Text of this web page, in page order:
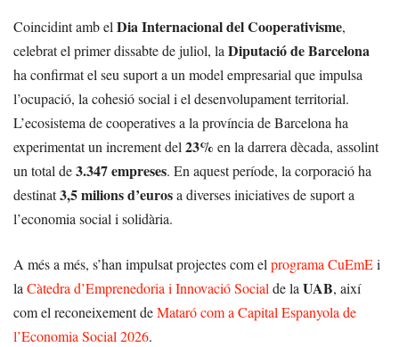
Coincidint amb el Dia Internacional del Cooperativisme,
celebrat el primer dissabte de juliol, la Diputació de Barcelona
ha confirmat el seu suport a un model empresarial que impulsa
l’ocupació, la cohesió social i el desenvolupament territorial.
L’ecosistema de cooperatives a la província de Barcelona ha
experimentat un increment del 23% en la darrera dècada, assolint
un total de3.347 empreses. En aquest període, la corporació ha
destinat3,5 milions d’eurosa diverses iniciatives de suport a
l’economia social i solidària.
A més a més, s’han impulsat projectes com el programa CuEmEi
la Càtedra d’Emprenedoria i Innovació Social de la UAB, així
com el reconeixement deMataró com a Capital Espanyola de
l’Economia Social 2026.